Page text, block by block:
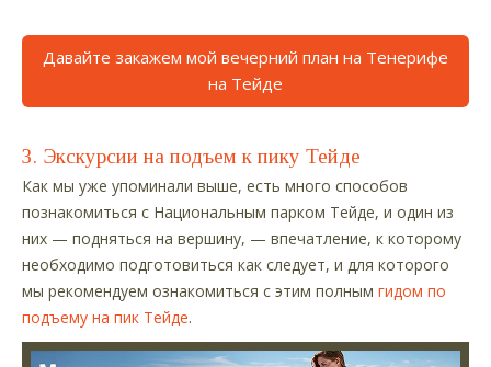
Давайте закажем мой вечерний план на Тенерифе
на Тейде
3. Экскурсии на подъем к пику Тейде
Как мы уже упоминали выше, есть много способов
познакомиться с Национальным парком Тейде, и один из
них — подняться на вершину, — впечатление, к которому
необходимо подготовиться как следует, и для которого
мы рекомендуем ознакомиться с этим полным гидом по
подъему на пик Тейде.